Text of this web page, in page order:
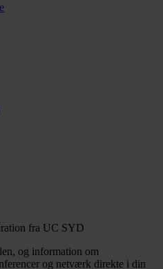
fra UC SYD
og information om
og netværk direkte i din